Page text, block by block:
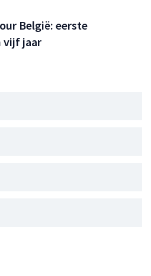
België: eerste
vijf jaar